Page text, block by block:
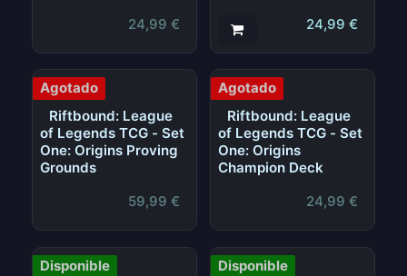
24,99 € 24,99 €
Agotado
Riftbound: League
of Legends TCG - Set
One: Origins Proving
Grounds
59,99 €
Agotado
Riftbound: League
of Legends TCG - Set
One: Origins
Champion Deck
24,99 €
Disponible
Disponible